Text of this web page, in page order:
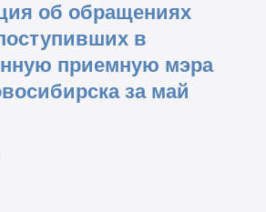
об обращениях
в
приемную мэра
за май